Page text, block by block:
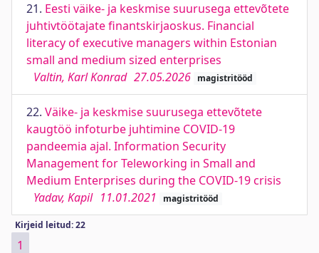
21. Eesti väike- ja keskmise suurusega ettevõtete
juhtivtöötajate finantskirjaoskus. Financial
literacy of executive managers within Estonian
small and medium sized enterprises
Valtin, Karl Konrad 27.05.2026 magistritööd
22. Väike- ja keskmise suurusega ettevõtete
kaugtöö infoturbe juhtimine COVID-19
pandeemia ajal. Information Security
Management for Teleworking in Small and
Medium Enterprises during the COVID-19 crisis
Yadav, Kapil 11.01.2021 magistritööd
Kirjeid leitud: 22
1